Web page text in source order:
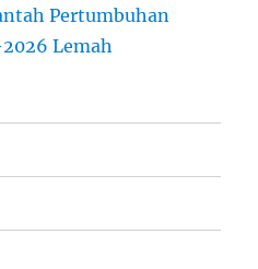
Pertumbuhan
Lemah